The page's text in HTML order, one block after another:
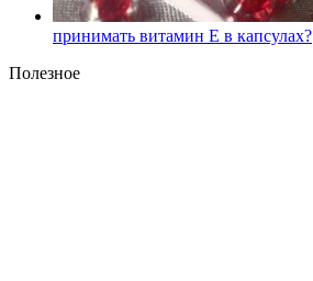
принимать витамин Е в капсулах?
Полезное